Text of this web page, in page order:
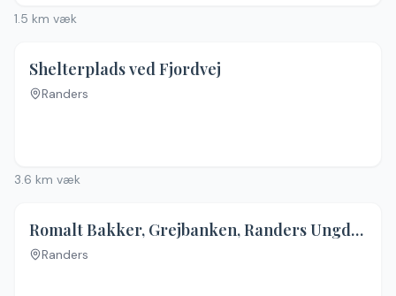
1.5 km væk
Shelterplads ved Fjordvej
Randers
3.6 km væk
Romalt Bakker, Grejbanken, Randers Ungdomsskole
Randers